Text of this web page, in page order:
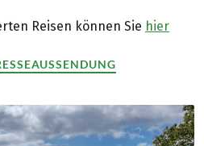
Reisen können Sie hier